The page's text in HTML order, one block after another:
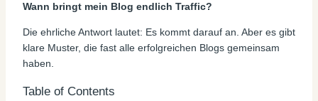
Wann bringt mein Blog endlich Traffic?
Die ehrliche Antwort lautet: Es kommt darauf an. Aber es gibt
klare Muster, die fast alle erfolgreichen Blogs gemeinsam
haben.
Table of Contents